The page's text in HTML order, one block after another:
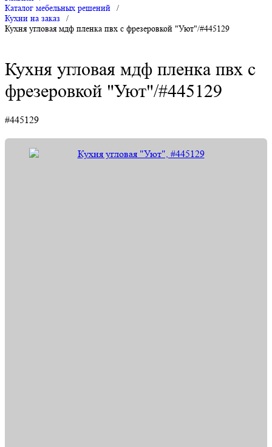
Каталог мебельных решений
/
Кухни на заказ
/
Кухня угловая мдф пленка пвх с фрезеровкой "Уют"/#445129
Кухня угловая мдф пленка пвх с
фрезеровкой "Уют"/#445129
#445129